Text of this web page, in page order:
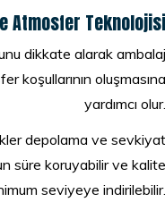
Atmosfer Teknolojisi
dikkate alarak ambalaj
koşullarının oluşmasına
yardımcı olur.
depolama ve sevkiyat
süre koruyabilir ve kalite
seviyeye indirilebilir.